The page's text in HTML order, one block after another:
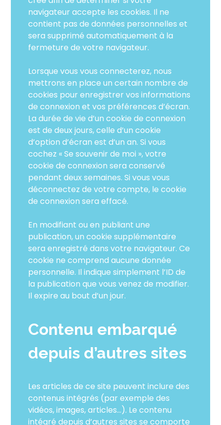
navigateur accepte les cookies. Il ne
contient pas de données personnelles et
sera supprimé automatiquement à la
fermeture de votre navigateur.
Lorsque vous vous connecterez, nous
mettrons en place un certain nombre de
cookies pour enregistrer vos informations
de connexion et vos préférences d’écran.
La durée de vie d’un cookie de connexion
est de deux jours, celle d’un cookie
d’option d’écran est d’un an. Si vous
cochez « Se souvenir de moi », votre
cookie de connexion sera conservé
pendant deux semaines. Si vous vous
déconnectez de votre compte, le cookie
de connexion sera effacé.
En modifiant ou en publiant une
publication, un cookie supplémentaire
sera enregistré dans votre navigateur. Ce
cookie ne comprend aucune donnée
personnelle. Il indique simplement l’ID de
la publication que vous venez de modifier.
Il expire au bout d’un jour.
Contenu embarqué
depuis d’autres sites
Les articles de ce site peuvent inclure des
contenus intégrés (par exemple des
vidéos, images, articles…). Le contenu
intégré depuis d’autres sites se comporte